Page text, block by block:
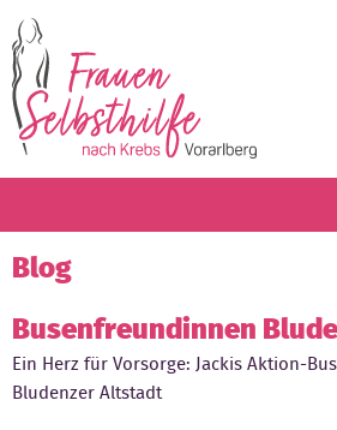
Termine
Angebot
Blog
Busenfreundinnen
Ein Herz für Vorsorge: Jackis Aktion-
Bludenzer Altstadt